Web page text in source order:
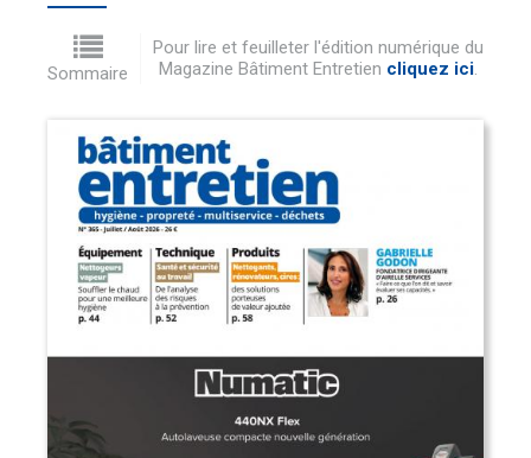
Sommaire
Pour lire et feuilleter l'édition numérique du
Magazine Bâtiment Entretien cliquez ici.